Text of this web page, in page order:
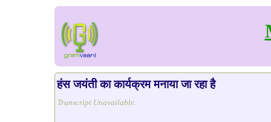
हंस जयंती का कार्यक्रम मनाया जा रहा है
Transcript Unavailable.